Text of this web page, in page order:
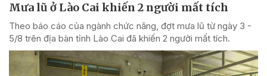
Mưa lũ ở Lào Cai khiến 2 người mất tích
Theo báo cáo của ngành chức năng, đợt mưa lũ từ ngày 3 -
5/8 trên địa bàn tỉnh Lào Cai đã khiến 2 người mất tích.